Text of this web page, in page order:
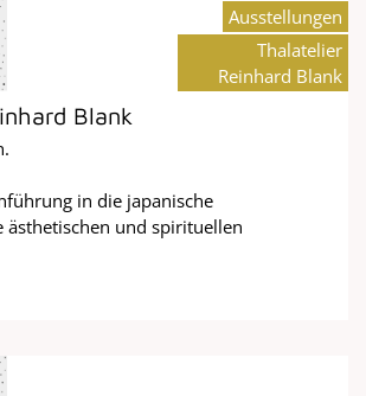
Blank
in die japanische
ästhetischen und spirituellen
Ausstellungen
Thalatelier
Reinhard Blank